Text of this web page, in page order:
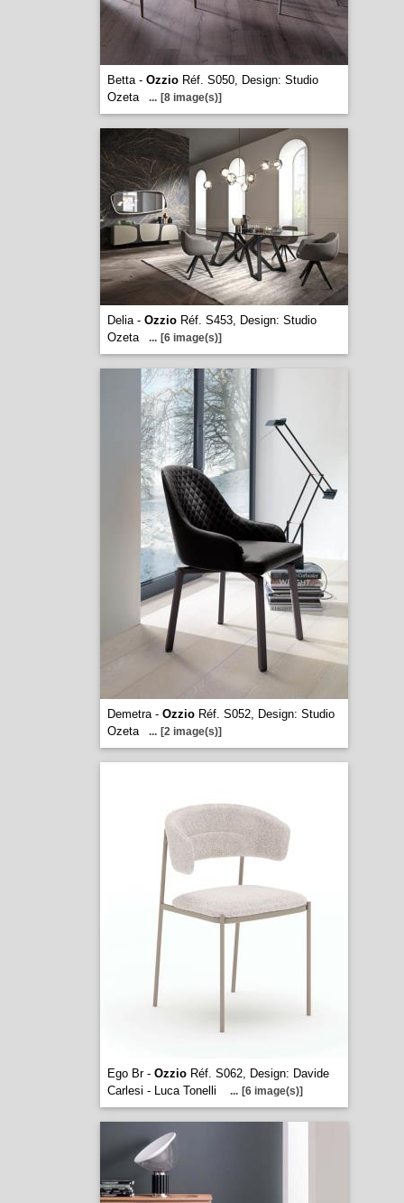
Betta - OzzioRéf. S050, Design: Studio
Ozeta
... [8 image(s)]
Delia - OzzioRéf. S453, Design: Studio
Ozeta
... [6 image(s)]
Demetra - OzzioRéf. S052, Design: Studio
Ozeta
... [2 image(s)]
Ego Br - OzzioRéf. S062, Design: Davide
Carlesi - Luca Tonelli
... [6 image(s)]